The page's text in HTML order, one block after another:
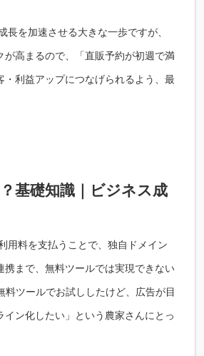
を加速させる大きな一歩ですが、
高まるので、「直販予約が初週で満
利益アップにつなげられるよう、最
基礎知識｜ビジネス成
用料を支払うことで、独自ドメイン
まで、無料ツールでは実現できない
ツールでお試ししたけど、広告が目
ン化したい」という農家さんにとっ